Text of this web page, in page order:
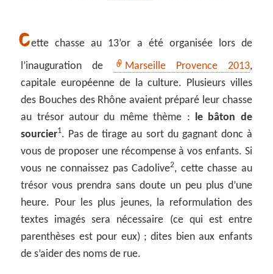
Cette chasse au 13’or a été organisée lors de
l’inauguration de
Marseille Provence 2013,
capitale européenne de la culture. Plusieurs villes
des Bouches des Rhône avaient préparé leur chasse
au trésor autour du même thème :
le bâton de
sourcier1. Pas de tirage au sort du gagnant donc à
vous de proposer une récompense à vos enfants. Si
vous ne connaissez pas Cadolive2, cette chasse au
trésor vous prendra sans doute un peu plus d’une
heure. Pour les plus jeunes, la reformulation des
textes imagés sera nécessaire (ce qui est entre
parenthèses est pour eux) ; dites bien aux enfants
de s’aider des noms de rue.